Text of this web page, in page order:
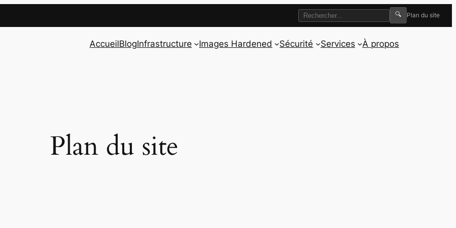
🔍 Plan du site
AccueilBlogInfrastructure Images Hardened Sécurité Services À propos
Plan du site